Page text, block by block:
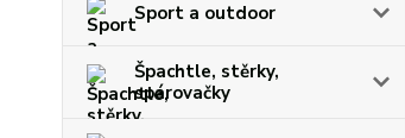
Sport a outdoor
Špachtle, stěrky,
spárovačky